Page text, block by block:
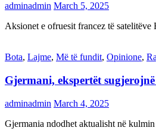
adminadmin March 5, 2025
Aksionet e ofruesit francez të
Bota, Lajme, Më të fundit, Opinione,
Gjermani, ekspertët
adminadmin March 4, 2025
Gjermania ndodhet aktualisht në